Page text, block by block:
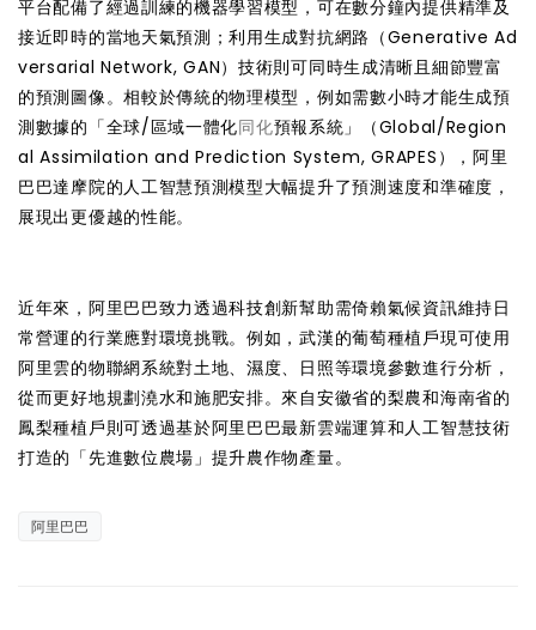
平台配備了經過訓練的機器學習模型，可在數分鐘內提供精準及
接近即時的當地天氣預測；利用生成對抗網路（Generative Ad
versarial Network, GAN）技術則可同時生成清晰且細節豐富
的預測圖像。相較於傳統的物理模型，例如需數小時才能生成預
測數據的「全球/區域一體化同化預報系統」（Global/Region
al Assimilation and Prediction System, GRAPES），阿里
巴巴達摩院的人工智慧預測模型大幅提升了預測速度和準確度，
展現出更優越的性能。
近年來，阿里巴巴致力透過科技創新幫助需倚賴氣候資訊維持日
常營運的行業應對環境挑戰。例如，武漢的葡萄種植戶現可使用
阿里雲的物聯網系統對土地、濕度、日照等環境參數進行分析，
從而更好地規劃澆水和施肥安排。來自安徽省的梨農和海南省的
鳳梨種植戶則可透過基於阿里巴巴最新雲端運算和人工智慧技術
打造的「先進數位農場」提升農作物產量。
阿里巴巴